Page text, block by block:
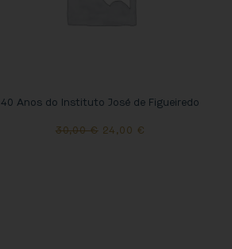
40 Anos do Instituto José de Figueiredo
30,00€ 24,00 €